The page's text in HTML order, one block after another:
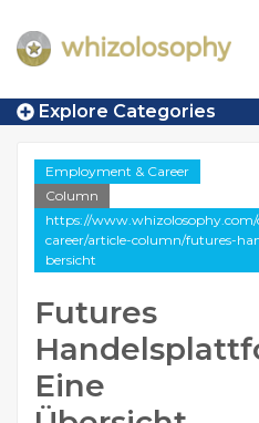
Explore Categories
Employment & Career
Column
https://
career/article-column/futures-
bersicht
Futures
Eine